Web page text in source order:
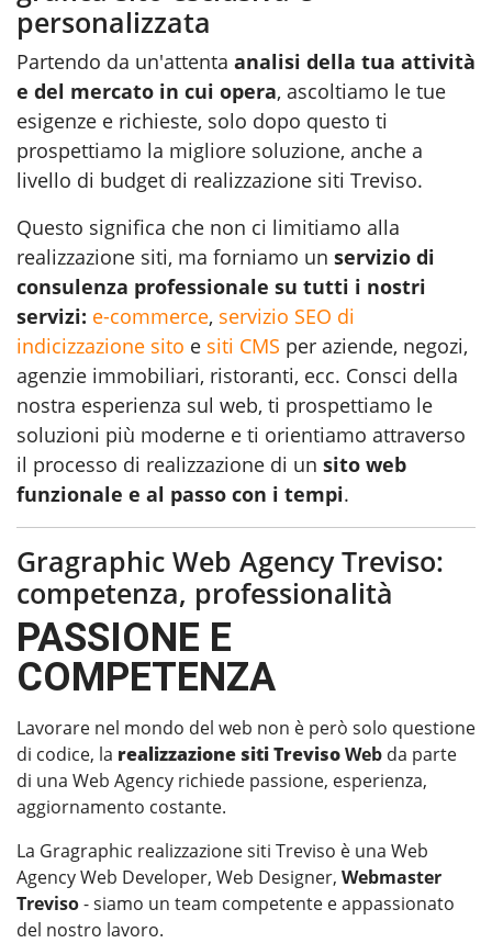
personalizzata
Partendo da un'attenta analisi della tua attività
e del mercato in cui opera, ascoltiamo le tue
esigenze e richieste, solo dopo questo ti
prospettiamo la migliore soluzione, anche a
livello di budget di realizzazione siti Treviso.
Questo significa che non ci limitiamo alla
realizzazione siti, ma forniamo un servizio di
consulenza professionale su tutti i nostri
servizi: e-commerce, servizio SEO di
indicizzazione sito e siti CMS per aziende, negozi,
agenzie immobiliari, ristoranti, ecc. Consci della
nostra esperienza sul web, ti prospettiamo le
soluzioni più moderne e ti orientiamo attraverso
il processo di realizzazione di un sito web
funzionale e al passo con i tempi.
Gragraphic Web Agency Treviso:
competenza, professionalità
PASSIONE E
COMPETENZA
Lavorare nel mondo del web non è però solo questione
di codice, la realizzazione siti TrevisoWeb da parte
di una Web Agency richiede passione, esperienza,
aggiornamento costante.
La Gragraphic realizzazione siti Treviso è una Web
Agency Web Developer, Web Designer, Webmaster
Treviso- siamo un team competente e appassionato
del nostro lavoro.